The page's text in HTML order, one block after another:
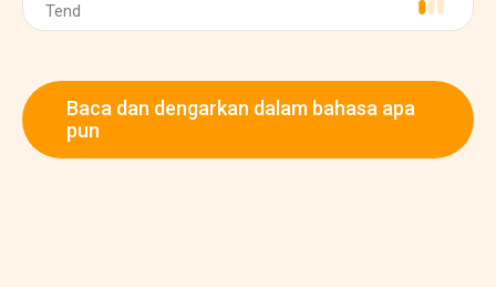
Tend
Baca dan dengarkan dalam bahasa apa
pun